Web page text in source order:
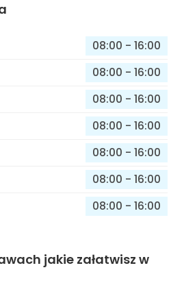
08:00 - 16:00
08:00 - 16:00
08:00 - 16:00
08:00 - 16:00
08:00 - 16:00
08:00 - 16:00
08:00 - 16:00
jakie załatwisz w